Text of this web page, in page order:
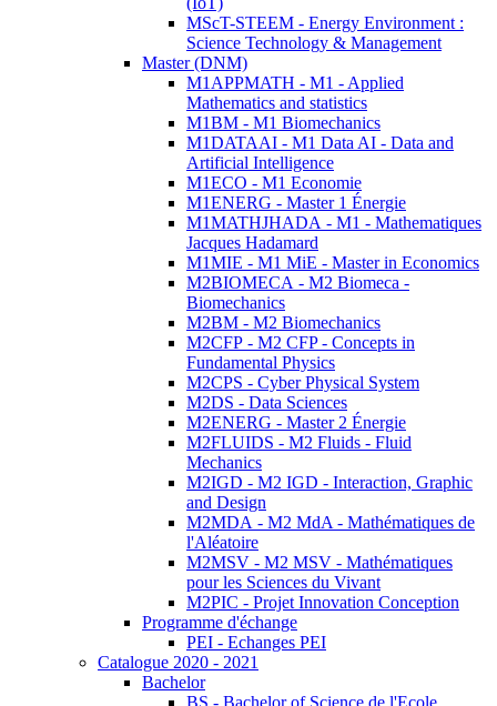
MScT-STEEM - Energy Environment :
Science Technology & Management
Master (DNM)
M1APPMATH - M1 - Applied
Mathematics and statistics
M1BM - M1 Biomechanics
M1DATAAI - M1 Data AI - Data and
Artificial Intelligence
M1ECO - M1 Economie
M1ENERG - Master 1 Énergie
M1MATHJHADA - M1 - Mathematiques
Jacques Hadamard
M1MIE - M1 MiE - Master in Economics
M2BIOMECA - M2 Biomeca -
Biomechanics
M2BM - M2 Biomechanics
M2CFP - M2 CFP - Concepts in
Fundamental Physics
M2CPS - Cyber Physical System
M2DS - Data Sciences
M2ENERG - Master 2 Énergie
M2FLUIDS - M2 Fluids - Fluid
Mechanics
M2IGD - M2 IGD - Interaction, Graphic
and Design
M2MDA - M2 MdA - Mathématiques de
l'Aléatoire
M2MSV - M2 MSV - Mathématiques
pour les Sciences du Vivant
M2PIC - Projet Innovation Conception
Programme d'échange
PEI - Echanges PEI
Catalogue 2020 - 2021
Bachelor
BS - Bachelor of Science de l'Ecole